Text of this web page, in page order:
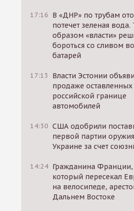
17:16 В «ДНР» по трубам
потечет зеленая вода.
образом «власти»
бороться со сливом
батарей
17:13
Власти Эстонии
продаже оставленных
российской границе
автомобилей
14:30 США одобрили
первой партии оружия
Украине за счет
14:24 Гражданина Франции,
который пересекал
на велосипеде,
Дальнем Востоке